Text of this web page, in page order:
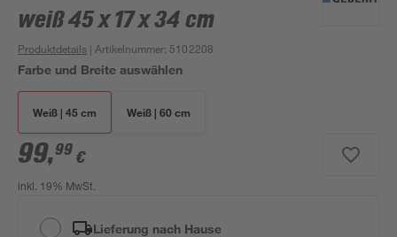
weiß 45 x 17 x 34 cm
Produktdetails | Artikelnummer: 5102208
Farbe und Breite auswählen
Weiß | 45 cm Weiß | 60 cm
99,99 €
inkl. 19% MwSt.
Lieferung nach Hause